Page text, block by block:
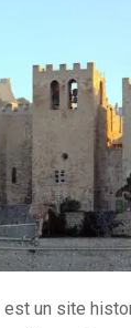
est un site